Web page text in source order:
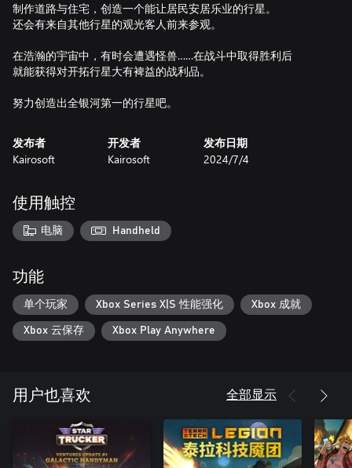
制作道路与住宅，创造一个能让居民安居乐业的行星。
还会有来自其他行星的观光客人前来参观。
在浩瀚的宇宙中，有时会遭遇怪兽……在战斗中取得胜利后
就能获得对开拓行星大有裨益的战利品。
努力创造出全银河第一的行星吧。
发布者
Kairosoft
开发者
Kairosoft
发布日期
2024/7/4
使用触控
电脑 Handheld
功能
单个玩家 Xbox Series X|S 性能强化 Xbox 成就
Xbox 云保存 Xbox Play Anywhere
用户也喜欢 全部显示